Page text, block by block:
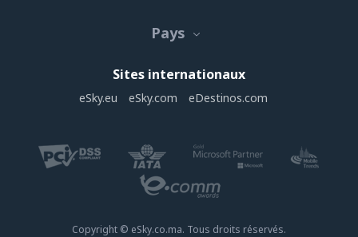
Pays
Sites internationaux
eSky.eu eSky.com eDestinos.com
Copyright © eSky.co.ma. Tous droits réservés.